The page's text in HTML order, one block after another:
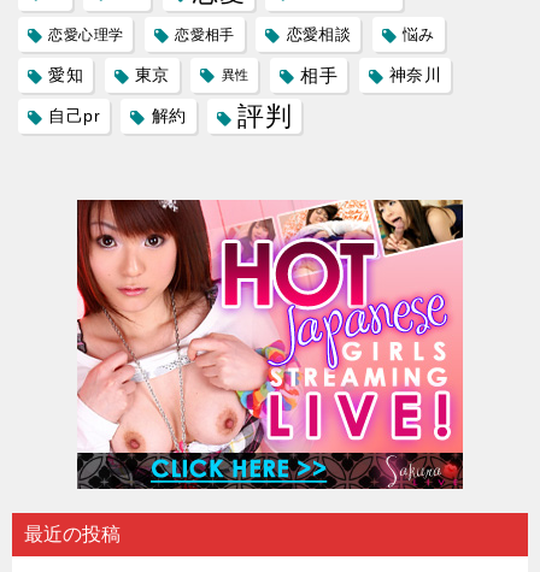
恋愛心理学 恋愛相手 恋愛相談 悩み
愛知 東京 異性 相手 神奈川
自己pr 解約 評判
最近の投稿